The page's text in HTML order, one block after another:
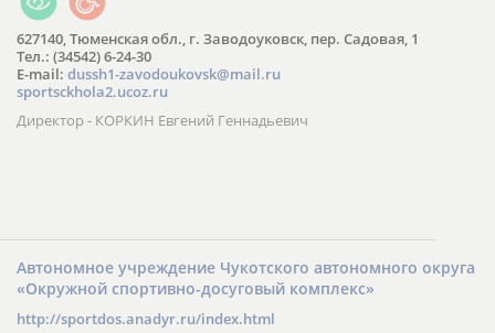
627140, Тюменская обл., г. Заводоуковск, пер. Садовая, 1
Тел.: (34542) 6-24-30
​E-mail: dussh1-zavodoukovsk@mail.ru
sportsckhola2.ucoz.ru
Директор - КОРКИН Евгений Геннадьевич
Автономное учреждение Чукотского автономного округа
«Окружной спортивно-досуговый комплекс»
http://sportdos.anadyr.ru/index.html